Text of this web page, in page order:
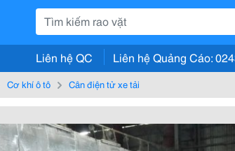
Liên hệ QC Liên hệ Quảng Cáo:
Cơ khí ô tô Cân điện tử xe tải